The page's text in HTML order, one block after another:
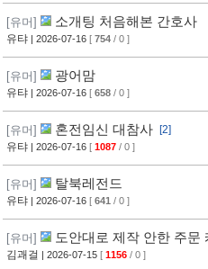
[유머] 소개팅 처음해본 간호사
유탸 | 2026-07-16 [ 754 / 0 ]
[유머] 광어맘
유탸 | 2026-07-16 [ 658 / 0 ]
[유머] 혼전임신 대참사
[2]
유탸 | 2026-07-16 [ 1087 / 0 ]
[유머] 탈북레전드
유탸 | 2026-07-16 [ 641 / 0 ]
[유머] 도안대로 제작 안한 주문
김괘걸
| 2026-07-15 [ 1156 / 0 ]